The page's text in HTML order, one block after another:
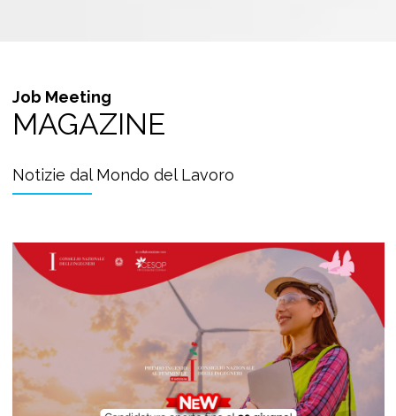
Job Meeting
MAGAZINE
Notizie dal Mondo del Lavoro